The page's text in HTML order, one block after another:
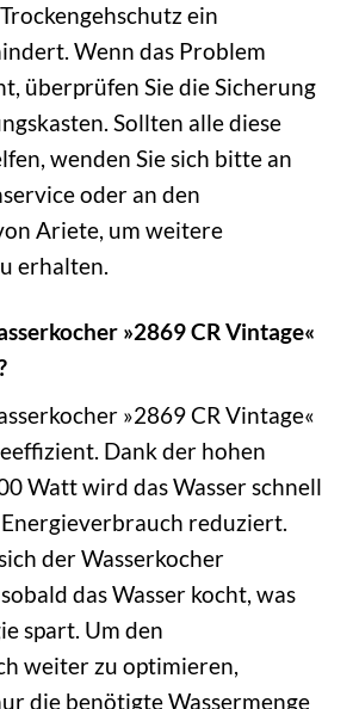
ein
Wenn das Problem
überprüfen Sie die Sicherung
Sollten alle diese
wenden Sie sich bitte an
oder an den
Ariete, um weitere
erhalten.
»2869 CR Vintage«
»2869 CR Vintage«
Dank der hohen
Watt wird das Wasser schnell
reduziert.
der Wasserkocher
das Wasser kocht, was
spart. Um den
weiter zu optimieren,
die benötigte Wassermenge